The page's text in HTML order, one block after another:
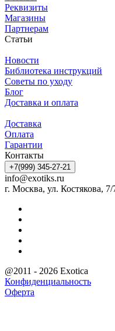
Реквизиты
Магазины
Партнерам
Статьи
Новости
Библиотека инструкций
Советы по уходу
Блог
Доставка и оплата
Доставка
Оплата
Гарантии
Контакты
+7(999) 345-27-21
info@exotiks.ru
г. Москва, ул. Костякова,
@2011 - 2026 Exotica
Конфиденциальность
Оферта